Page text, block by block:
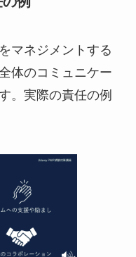
マネジメントする
体のコミュニケー
。実際の責任の例